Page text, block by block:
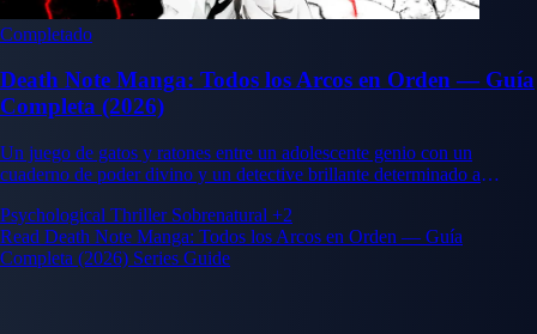
Completado
Death Note Manga: Todos los Arcos en Orden — Guía
Completa (2026)
Un juego de gatos y ratones entre un adolescente genio con un
cuaderno de poder divino y un detective brillante determinado a
Psychological Thriller Sobrenatural +2
Read Death Note Manga: Todos los Arcos en Orden — Guía
Completa (2026) Series Guide